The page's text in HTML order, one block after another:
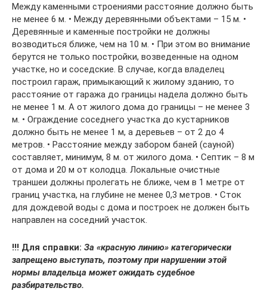
Между каменными строениями расстояние должно быть
не менее 6 м. • Между деревянными объектами – 15 м. •
Деревянные и каменные постройки не должны
возводиться ближе, чем на 10 м. • При этом во внимание
берутся не только постройки, возведенные на одном
участке, но и соседские. В случае, когда владелец
построил гараж, примыкающий к жилому зданию, то
расстояние от гаража до границы надела должно быть
не менее 1 м. А от жилого дома до границы – не менее 3
м. • Ограждение соседнего участка до кустарников
должно быть не менее 1 м, а деревьев – от 2 до 4
метров. • Расстояние между забором баней (сауной)
составляет, минимум, 8 м. от жилого дома. • Септик – 8 м
от дома и 20 м от колодца. Локальные очистные
траншеи должны пролегать не ближе, чем в 1 метре от
границ участка, на глубине не менее 0,3 метров. • Сток
для дождевой воды с дома и построек не должен быть
направлен на соседний участок.
!!! Для справки: За «красную линию» категорически
запрещено выступать, поэтому при нарушении этой
нормы владельца может ожидать судебное
разбирательство.